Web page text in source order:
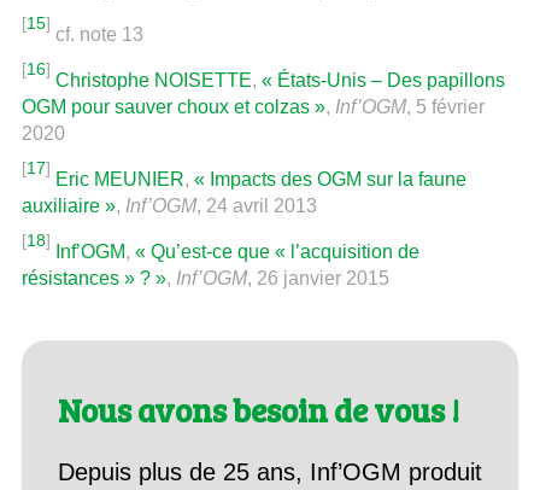
[15]
cf. note 13
[16]
Christophe NOISETTE, « États-Unis – Des papillons
OGM pour sauver choux et colzas », Inf’OGM, 5 février
2020
[17]
Eric MEUNIER, « Impacts des OGM sur la faune
auxiliaire », Inf’OGM, 24 avril 2013
[18]
Inf’OGM, « Qu’est-ce que « l’acquisition de
résistances » ? », Inf’OGM, 26 janvier 2015
Nous avons besoin de vous !
Depuis plus de 25 ans, Inf’OGM produit